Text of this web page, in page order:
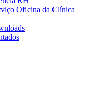
Oficina da Clínica